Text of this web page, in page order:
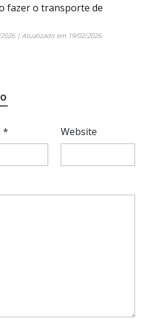
fazer o transporte de
| Atualizado em 19/02/2026
* Website